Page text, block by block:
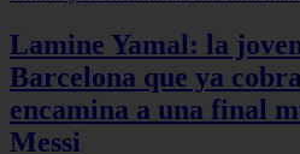
Lamine Yamal: la
Barcelona que ya
encamina a una final
Messi